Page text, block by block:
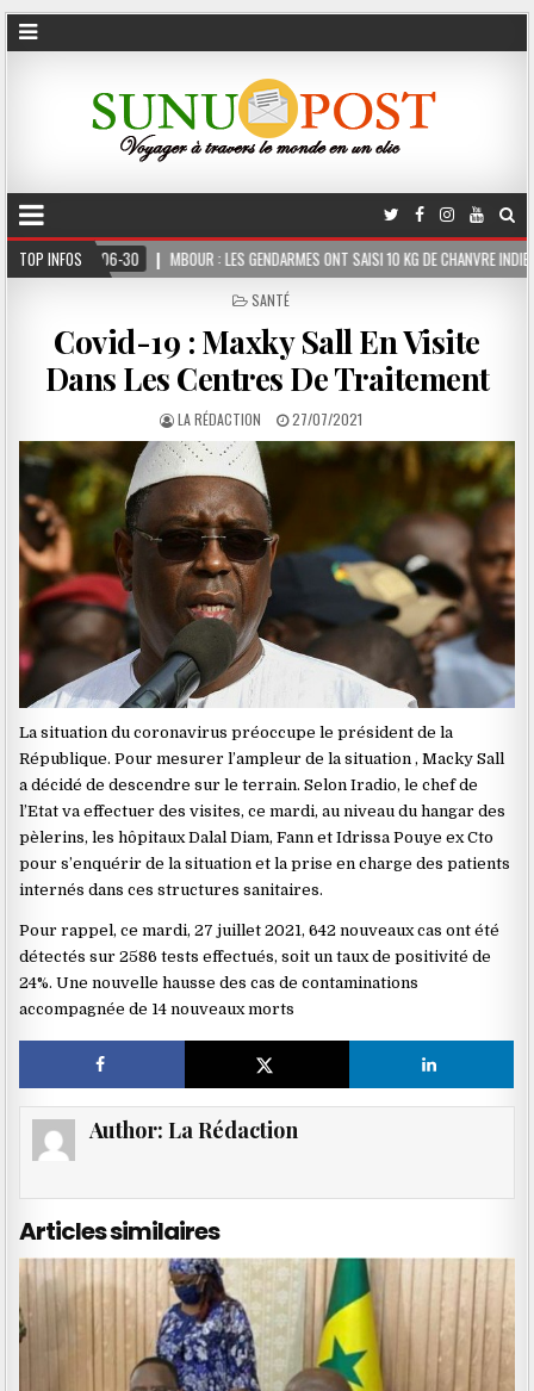
TOP INFOS
: LES GENDARMES ONT SAISI 10 KG DE CHANVRE INDIEN DISSIMULÉS DANS LE
POSTED
SANTÉ
Covid-19 : Maxky Sall En Visite
Dans Les Centres De Traitement
LA RÉDACTION 27/07/2021
La situation du coronavirus préoccupe le président de la
République. Pour mesurer l’ampleur de la situation , Macky Sall
a décidé de descendre sur le terrain. Selon Iradio, le chef de
l’Etat va effectuer des visites, ce mardi, au niveau du hangar des
pèlerins, les hôpitaux Dalal Diam, Fann et Idrissa Pouye ex Cto
pour s’enquérir de la situation et la prise en charge des patients
internés dans ces structures sanitaires.
Pour rappel, ce mardi, 27 juillet 2021, 642 nouveaux cas ont été
détectés sur 2586 tests effectués, soit un taux de positivité de
24%. Une nouvelle hausse des cas de contaminations
accompagnée de 14 nouveaux morts
Author: La Rédaction
Articles similaires